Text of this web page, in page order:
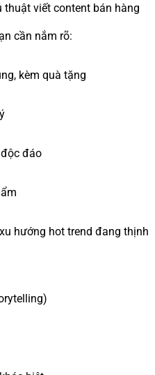
viết content bán hàng
cần nắm rõ:
kèm quà tặng
đáo
hướng hot trend đang thịnh